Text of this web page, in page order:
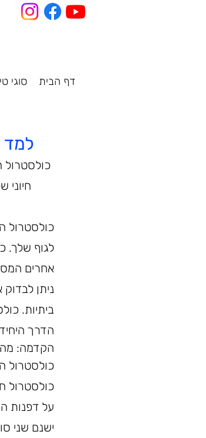
דף הבית סוגי
למד
כולסטרול
אחרים
ניתן
ביתיות.
הדרך
הקדמה:
כולסטרול
כולסטרול
על דפנות